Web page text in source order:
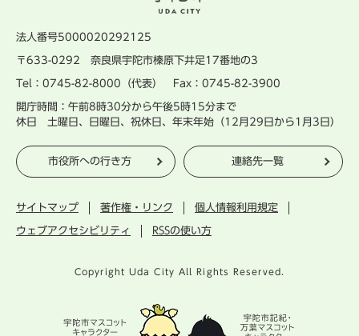
法人番号5000020292125
〒633-0292 奈良県宇陀市榛原下井足17番地の3
Tel：0745-82-8000（代表） Fax：0745-82-3900
開庁時間：午前8時30分から午後5時15分まで
休日 土曜日、日曜日、祝休日、年末年始（12月29日から1月3日）
市役所への行き方 連絡先一覧
サイトマップ 著作権・リンク 個人情報利用規定
ウェブアクセシビリティ RSSの使い方
Copyright Uda City All Rights Reserved.